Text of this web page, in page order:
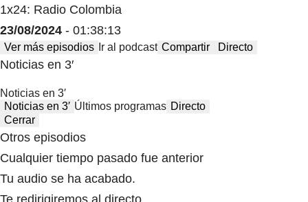
1x24: Radio Colombia
23/08/2024 - 01:38:13
Ver más episodios Ir al podcast Compartir Directo
Noticias en 3′
Noticias en 3′
Noticias en 3′ Últimos programas Directo
Cerrar
Otros episodios
Cualquier tiempo pasado fue anterior
Tu audio se ha acabado.